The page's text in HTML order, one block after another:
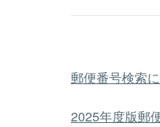
郵便番号検索
2025年度版郵